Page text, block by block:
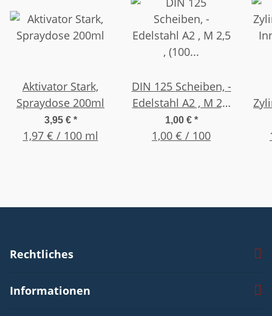
Aktivator Stark,
Spraydose 200ml
3,95 € *
1,97 € / 100 ml
DIN 125 Scheiben, -
Edelstahl A2 , M 2,5
, (100 Stück)
1,00 € *
1,00 € / 100
Rechtliches
Informationen